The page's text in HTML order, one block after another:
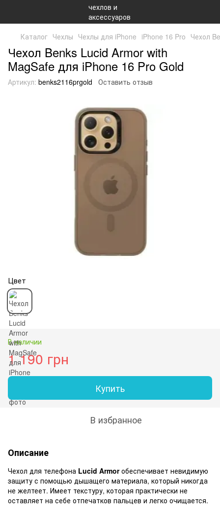
Каталог Чехлы Чехлы для iPhone iPhone 16 Pro Чехол
Чехол Benks Lucid Armor with
MagSafe для iPhone 16 Pro Gold
Артикул: benks2116prgold Оставить отзыв
Цвет
В наличии
1 190 грн
Купить
В избранное
Описание
Чехол для телефона Lucid Armorобеспечивает невидимую
защиту с помощью дышащего материала, который никогда
не желтеет. Имеет текстуру, которая практически не
оставляет на себе отпечатков пальцев и легко очищается.